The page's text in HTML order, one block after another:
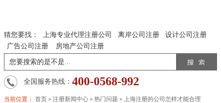
猜您要找： 上海专业代理注册公司 离岸公司注册
设计公司注册
广告公司注册
房地产公司注册
全国服务热线： 400-0568-992
当前位置： 首页 » 注册新闻中心 » 热门问题 » 上海注册的公司怎样才能合理